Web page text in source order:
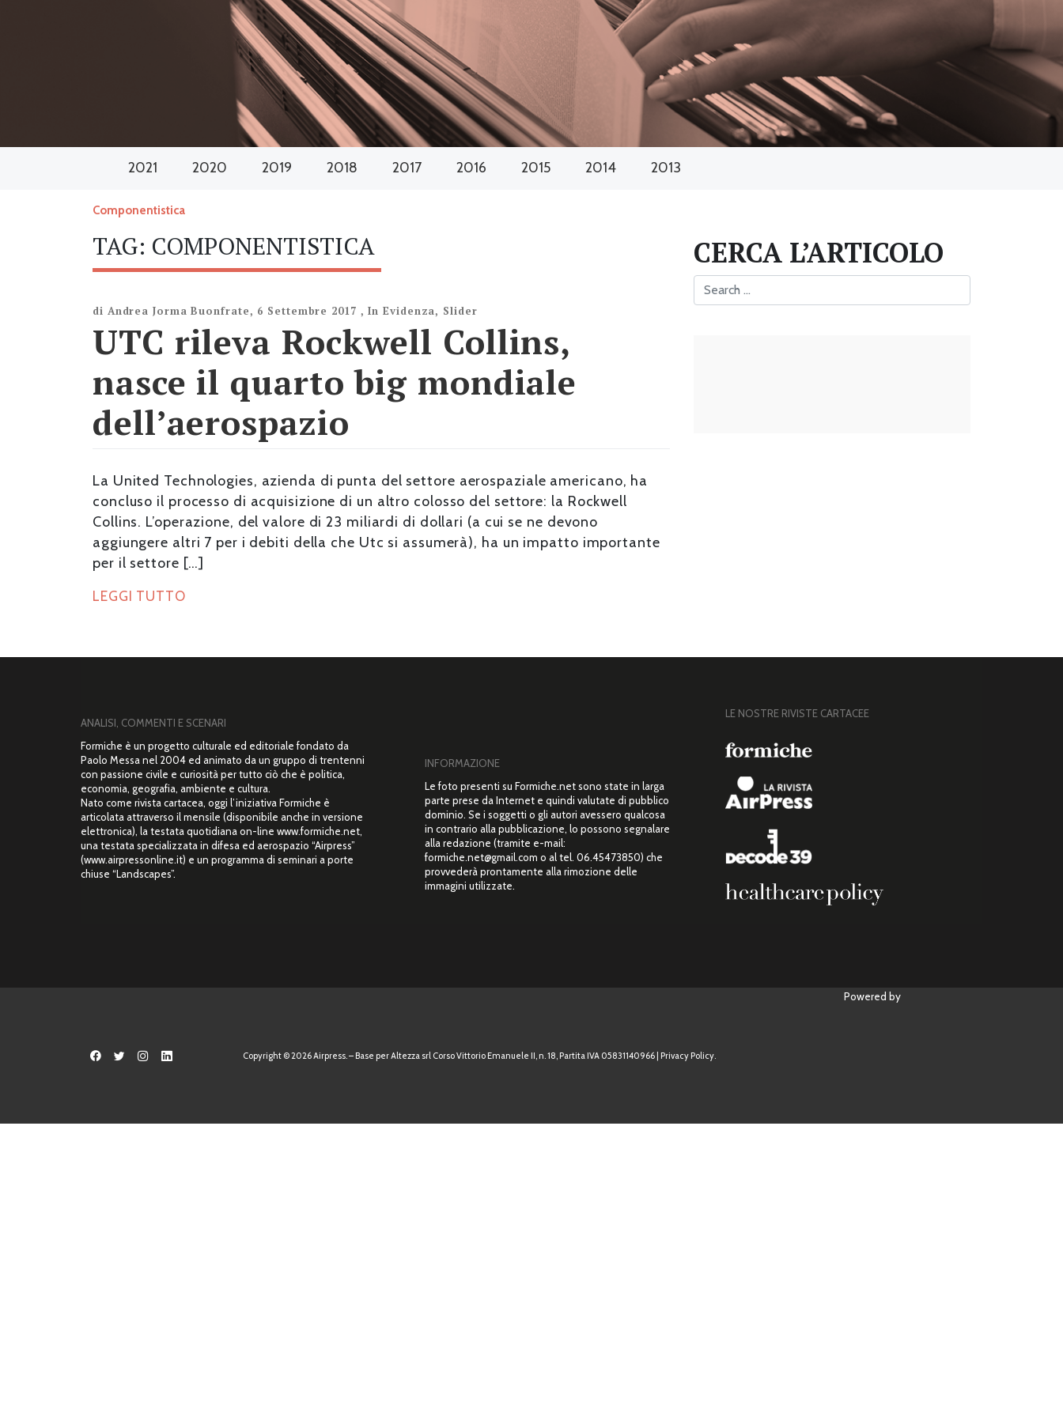
2021 2020 2019 2018 2017 2016 2015 2014 2013
Componentistica
TAG: COMPONENTISTICA
di Andrea Jorma Buonfrate, 6 Settembre 2017 ,In Evidenza, Slider
UTC rileva Rockwell Collins,
nasce il quarto big mondiale
dell’aerospazio
La United Technologies, azienda di punta del settore aerospaziale americano, ha
concluso il processo di acquisizione di un altro colosso del settore: la Rockwell
Collins. L’operazione, del valore di 23 miliardi di dollari (a cui se ne devono
aggiungere altri 7 per i debiti della che Utc si assumerà), ha un impatto importante
per il settore […]
LEGGI TUTTO
CERCA L’ARTICOLO
ANALISI, COMMENTI E SCENARI
Formiche è un progetto culturale ed editoriale fondato da
Paolo Messa nel 2004 ed animato da un gruppo di trentenni
con passione civile e curiosità per tutto ciò che è politica,
economia, geografia, ambiente e cultura.
Nato come rivista cartacea, oggi l’iniziativa Formiche è
articolata attraverso il mensile (disponibile anche in versione
elettronica), la testata quotidiana on-line www.formiche.net,
una testata specializzata in difesa ed aerospazio “Airpress”
(www.airpressonline.it) e un programma di seminari a porte
chiuse “Landscapes”.
INFORMAZIONE
Le foto presenti su Formiche.net sono state in larga
parte prese da Internet e quindi valutate di pubblico
dominio. Se i soggetti o gli autori avessero qualcosa
in contrario alla pubblicazione, lo possono segnalare
alla redazione (tramite e-mail:
formiche.net@gmail.com o al tel. 06.45473850) che
provvederà prontamente alla rimozione delle
immagini utilizzate.
LE NOSTRE RIVISTE CARTACEE
Powered by